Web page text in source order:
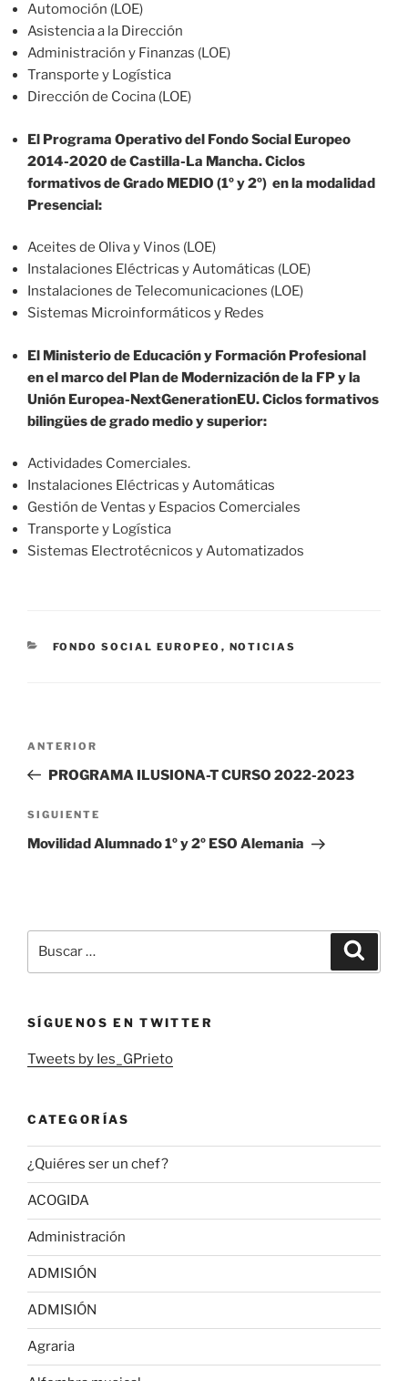
Automoción (LOE)
Asistencia a la Dirección
Administración y Finanzas (LOE)
Transporte y Logística
Dirección de Cocina (LOE)
El Programa Operativo del Fondo Social Europeo
2014-2020 de Castilla-La Mancha. Ciclos
formativos de Grado MEDIO (1º y 2º) en la modalidad
Presencial:
Aceites de Oliva y Vinos (LOE)
Instalaciones Eléctricas y Automáticas (LOE)
Instalaciones de Telecomunicaciones (LOE)
Sistemas Microinformáticos y Redes
El Ministerio de Educación y Formación Profesional
en el marco del Plan de Modernización de la FP y la
Unión Europea-NextGenerationEU. Ciclos formativos
bilingües de grado medio y superior:
Actividades Comerciales.
Instalaciones Eléctricas y Automáticas
Gestión de Ventas y Espacios Comerciales
Transporte y Logística
Sistemas Electrotécnicos y Automatizados
CATEGORÍAS
FONDO SOCIAL EUROPEO , NOTICIAS
entradas
Entrada
anterior:
ANTERIOR
PROGRAMA ILUSIONA-T CURSO 2022-2023
Siguiente
entrada
SIGUIENTE
Movilidad Alumnado 1º y 2º ESO Alemania
por:
SÍGUENOS EN TWITTER
Tweets by Ies_GPrieto
CATEGORÍAS
¿Quiéres ser un chef?
ACOGIDA
Administración
ADMISIÓN
ADMISIÓN
Agraria